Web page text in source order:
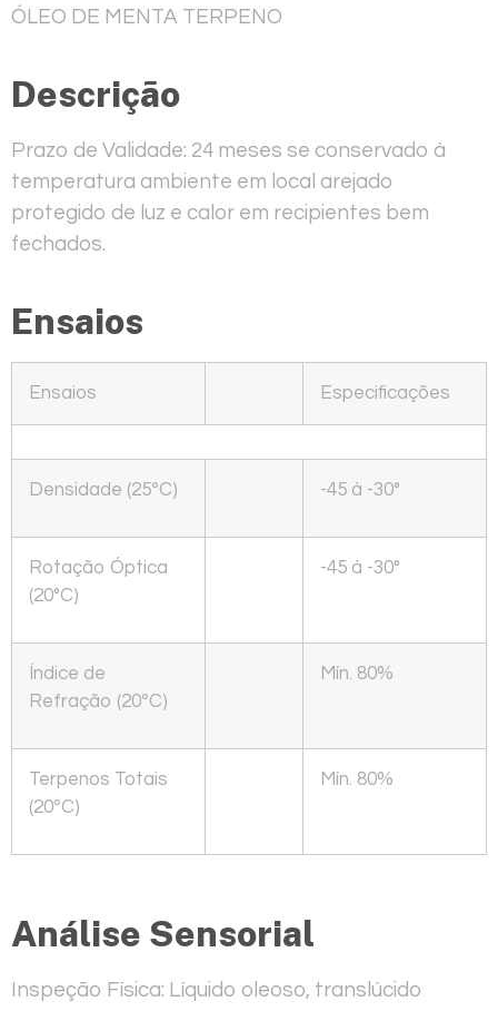
ÓLEO DE MENTA TERPENO
Descrição
Prazo de Validade: 24 meses se conservado à
temperatura ambiente em local arejado
protegido de luz e calor em recipientes bem
fechados.
Ensaios
Ensaios Especificações
Densidade (25ºC) -45 à -30°
Rotação Óptica
(20°C)
-45 à -30°
Índice de
Refração (20ºC)
Mín. 80%
Terpenos Totais
(20ºC)
Mín. 80%
Análise Sensorial
Inspeção Física: Líquido oleoso, translúcido